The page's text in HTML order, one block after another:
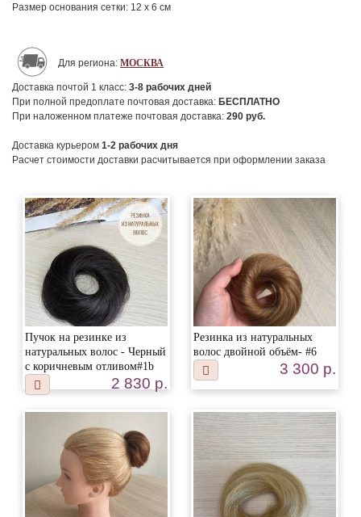
Размер основания сетки: 12 х 6 см
Для региона: МОСКВА
Доставка почтой 1 класс: 3-8 рабочих дней
При полной предоплате почтовая доставка: БЕСПЛАТНО
При наложенном платеже почтовая доставка: 290 руб.
Доставка курьером 1-2 рабочих дня
Расчет стоимости доставки расчитывается при оформлении заказа
Пучок на резинке из
натуральных волос - Черный
с коричневым отливом#1b
2 830 р.
Резинка из натуральных
волос двойной объём- #6
3 300 р.